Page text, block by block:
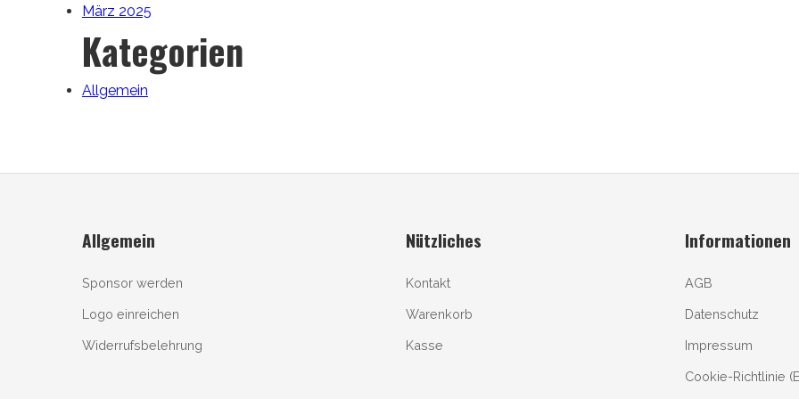
März 2025
Kategorien
Allgemein
Allgemein
Sponsor werden
Logo einreichen
Widerrufsbelehrung
Nützliches
Kontakt
Warenkorb
Kasse
Informationen
AGB
Datenschutz
Impressum
Cookie-Richtlinie